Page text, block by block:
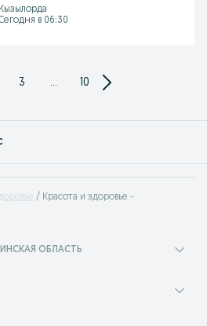
Кызылорда
в 06:30
3 ... 10
Красота и здоровье -
ОБЛАСТЬ